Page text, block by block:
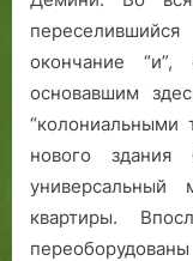
окончание
основавшим
“колониальными
нового
квартиры.